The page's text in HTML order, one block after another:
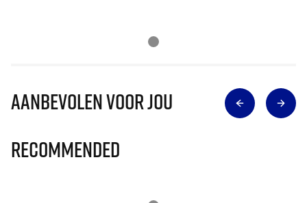
Aanbevolen voor jou
Recommended